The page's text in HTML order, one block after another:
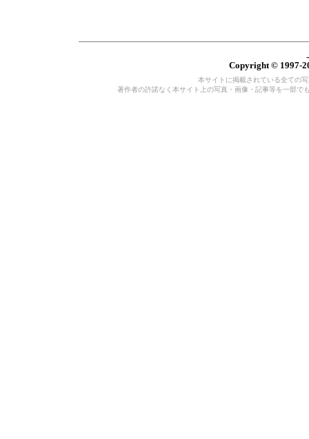
Copyright © 1997-
本サイトに掲載されている全ての
著作者の許諾なく本サイト上の写真・画像・記事等を一部で